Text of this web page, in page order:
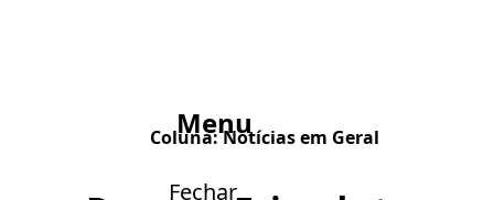
Menu
Fechar
Coluna:Notícias em Geral